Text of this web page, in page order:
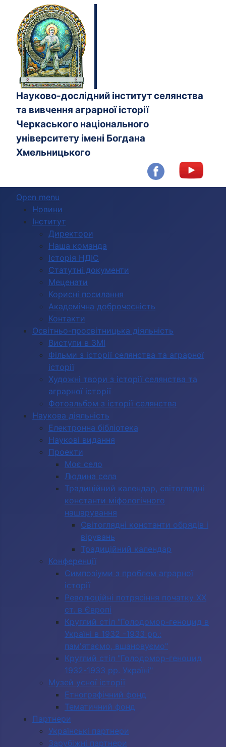
Науково-дослідний інститут селянства
та вивчення аграрної історії
Черкаського національного
університету імені Богдана
Хмельницького
Open menu
Новини
Інститут
Директори
Наша команда
Історія НДІС
Статутні документи
Меценати
Корисні посилання
Академічна доброчесність
Контакти
Освітньо-просвітницька діяльність
Виступи в ЗМІ
Фільми з історії селянства та аграрної
історії
Художні твори з історії селянства та
аграрної історії
Фотоальбом з історії селянства
Наукова діяльність
Електронна бібліотека
Наукові видання
Проекти
Моє село
Людина села
Традиційний календар, світоглядні
константи міфологічного
нашарування
Світоглядні константи обрядів і
вірувань
Традиційний календар
Конференції
Симпозіуми з проблем аграрної
історії
Революційні потрясіння початку ХХ
ст. в Європі
Круглий стіл "Голодомор-геноцид в
Україні в 1932 -1933 рр.:
пам'ятаємо, вшановуємо"
Круглий стіл "Голодомор-геноцид
1932-1933 рр. Україні"
Музей усної історії
Етнографічний фонд
Тематичний фонд
Партнери
Українські партнери
Зарубіжні партнери